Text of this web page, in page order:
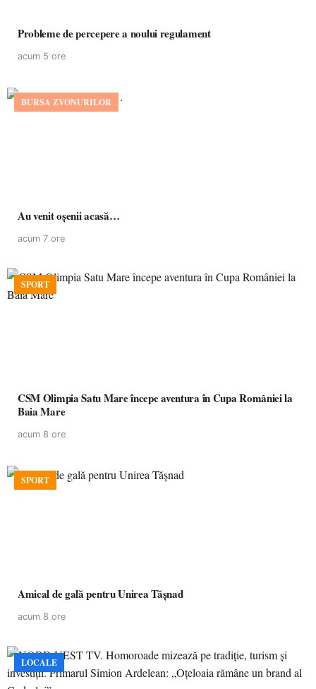
Probleme de percepere a noului regulament
acum 5 ore
BURSA ZVONURILOR
Au venit oșenii acasă…
acum 7 ore
SPORT
CSM Olimpia Satu Mare începe aventura în Cupa României la
Baia Mare
acum 8 ore
SPORT
Amical de gală pentru Unirea Tășnad
acum 8 ore
LOCALE